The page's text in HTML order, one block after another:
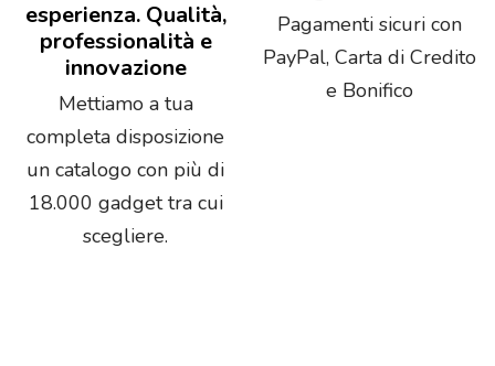
esperienza. Qualità,
professionalità e
innovazione
Mettiamo a tua
completa disposizione
un catalogo con più di
18.000 gadget tra cui
scegliere.
Pagamenti sicuri con
PayPal, Carta di Credito
e Bonifico